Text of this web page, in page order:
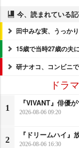
今、読まれている
田中みな実、うっか
15歳で当時27歳の夫
研ナオコ、コンビニ
ドラ
1
『VIVANT』俳優
2026-08-06 09:20
2
『ドリームハイ』
2026-08-06 16:30